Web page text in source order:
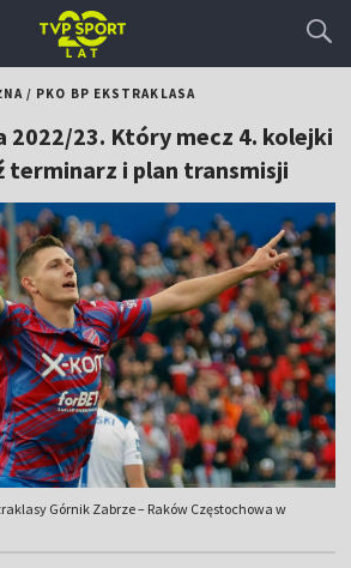
/ PKO BP EKSTRAKLASA
2022/23. Który mecz 4. kolejki
terminarz i plan transmisji
Górnik Zabrze – Raków Częstochowa w